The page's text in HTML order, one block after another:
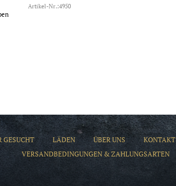
Artikel-Nr.:4950
GESUCHT LÄDEN ÜBER UNS KONTAKT
VERSANDBEDINGUNGEN & ZAHLUNGSARTEN